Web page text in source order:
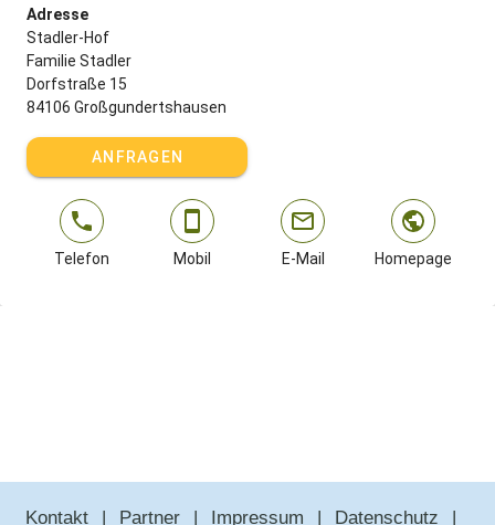
Adresse
Stadler-Hof
Familie Stadler
Dorfstraße 15
84106 Großgundertshausen
ANFRAGEN
Telefon Mobil E-Mail Homepage
Kontakt Partner Impressum Datenschutz